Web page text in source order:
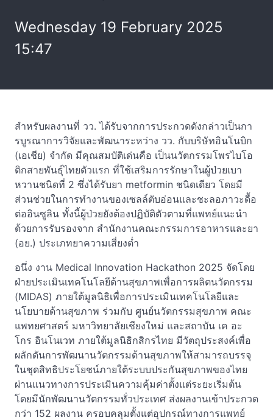
Wednesday 19 February 2025
15:47
สำหรับผลงานที่ วว. ได้รับจากการประกวดดังกล่าวเป็นกา
รบูรณาการวิจัยและพัฒนาระหว่าง วว. กับบริษัทอินโนบิก
(เอเชีย) จำกัด มีคุณสมบัติเด่นคือ เป็นนวัตกรรมโพรไบโอ
ติกสายพันธุ์ไทยตัวแรก ที่ใช้เสริมการรักษาในผู้ป่วยเบา
หวานชนิดที่ 2 ซึ่งได้รับยา metformin ชนิดเดียว โดยมี
ส่วนช่วยในการทำงานของเซลล์ตับอ่อนและชะลอภาวะดื้อ
ต่ออินซูลิน ทั้งนี้ผู้ป่วยยังต้องปฏิบัติตัวตามที่แพทย์แนะนำ
ด้วยการรับรองจาก สำนักงานคณะกรรมการอาหารและยา
(อย.) ประเภทยาความเสี่ยงต่ำ
อนึ่ง งาน Medical Innovation Hackathon 2025 จัดโดย
ฝ่ายประเมินเทคโนโลยีด้านสุขภาพเพื่อการผลิตนวัตกรรม
(MIDAS) ภายใต้มูลนิธิเพื่อการประเมินเทคโนโลยีและ
นโยบายด้านสุขภาพ ร่วมกับ ศูนย์นวัตกรรมสุขภาพ คณะ
แพทยศาสตร์ มหาวิทยาลัยเชียงใหม่ และสถาบัน เค อะ
โกร อินโนเวท ภายใต้มูลนิธิกสิกรไทย มีวัตถุประสงค์เพื่อ
ผลักดันการพัฒนานวัตกรรมด้านสุขภาพให้สามารถบรรจุ
ในชุดสิทธิประโยชน์ภายใต้ระบบประกันสุขภาพของไทย
ผ่านแนวทางการประเมินความคุ้มค่าตั้งแต่ระยะเริ่มต้น
โดยมีนักพัฒนานวัตกรรมทั่วประเทศ ส่งผลงานเข้าประกวด
กว่า 152 ผลงาน ครอบคลุมตั้งแต่อุปกรณ์ทางการแพทย์